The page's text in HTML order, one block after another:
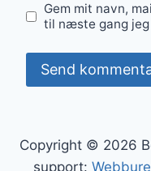
Gem mit navn,
til næste gang jeg
Copyright © 2026
support: